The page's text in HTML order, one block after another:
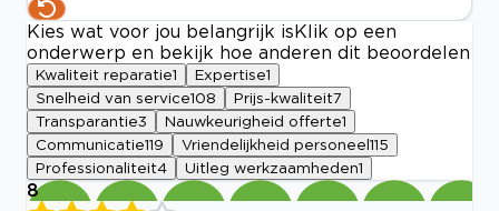
Kies wat voor jou belangrijk is Klik op een
onderwerp en bekijk hoe anderen dit beoordelen
Kwaliteit reparatie1 Expertise1
Snelheid van service108 Prijs-kwaliteit7
Transparantie3 Nauwkeurigheid offerte1
Communicatie119 Vriendelijkheid personeel 115
Professionaliteit4 Uitleg werkzaamheden1
8